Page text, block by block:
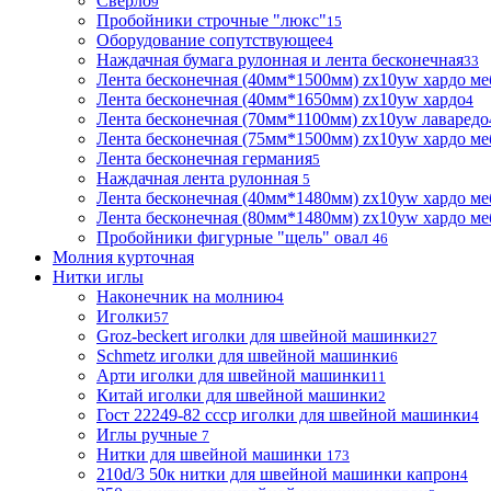
Пробойники строчные "люкс"15
Оборудование сопутствующее4
Наждачная бумага рулонная и лента бесконечная33
Лента бесконечная (40мм*1500мм) zx10yw хардо
Лента бесконечная (40мм*1650мм) zx10yw хардо4
Лента бесконечная (70мм*1100мм) zx10yw лаваредо
Лента бесконечная (75мм*1500мм) zx10yw хардо
Лента бесконечная германия5
Наждачная лента рулонная 5
Лента бесконечная (40мм*1480мм) zx10yw хардо
Лента бесконечная (80мм*1480мм) zx10yw хардо
Пробойники фигурные "щель" овал 46
Молния курточная
Нитки иглы
Наконечник на молнию4
Иголки57
Groz-beckert иголки для швейной машинки27
Schmetz иголки для швейной машинки6
Арти иголки для швейной машинки11
Китай иголки для швейной машинки2
Гост 22249-82 ссср иголки для швейной машинки4
Иглы ручные 7
Нитки для швейной машинки 173
210d/3 50к нитки для швейной машинки капрон4